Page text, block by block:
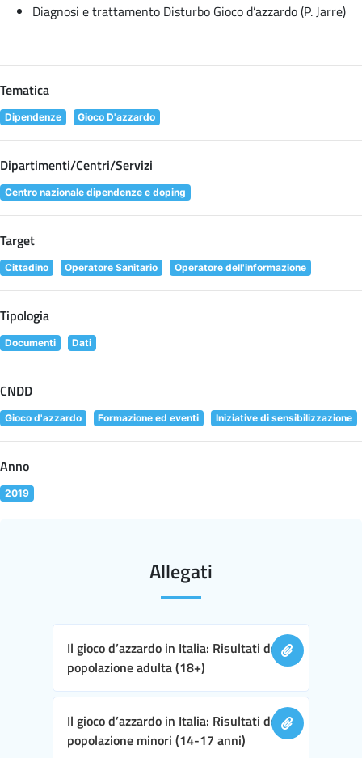
Diagnosi e trattamento Disturbo Gioco d’azzardo (P. Jarre)
Tematica
Dipendenze Gioco D'azzardo
Dipartimenti/Centri/Servizi
Centro nazionale dipendenze e doping
Target
Cittadino Operatore Sanitario Operatore dell'informazione
Tipologia
Documenti Dati
CNDD
Gioco d'azzardo Formazione ed eventi Iniziative di sensibilizzazione
Anno
2019
Allegati
Il gioco d’azzardo in Italia: Risultati della
popolazione adulta (18+)
Il gioco d’azzardo in Italia: Risultati della
popolazione minori (14-17 anni)